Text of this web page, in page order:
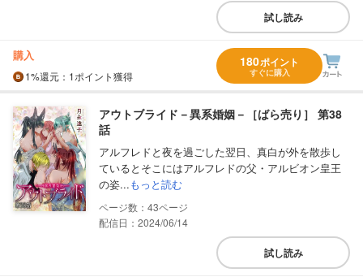
試し読み
購入
1%還元 ：1ポイント獲得
180ポイント
すぐに購入
アウトブライド－異系婚姻－［ばら売り］ 第38
話
アルフレドと夜を過ごした翌日、真白が外を散歩し
ているとそこにはアルフレドの父・アルビオン皇王
の姿...もっと読む
43
配信日：2024/06/14
試し読み